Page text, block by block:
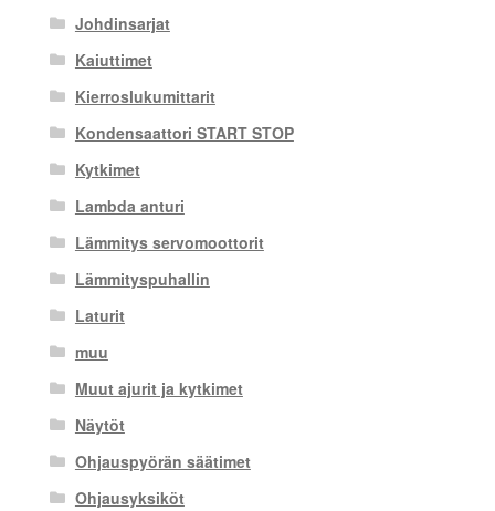
Johdinsarjat
Kaiuttimet
Kierroslukumittarit
Kondensaattori START STOP
Kytkimet
Lambda anturi
Lämmitys servomoottorit
Lämmityspuhallin
Laturit
muu
Muut ajurit ja kytkimet
Näytöt
Ohjauspyörän säätimet
Ohjausyksiköt